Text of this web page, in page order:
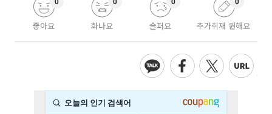
좋아요
0
화나요
0
슬퍼요
0
추가취재 원해요
0